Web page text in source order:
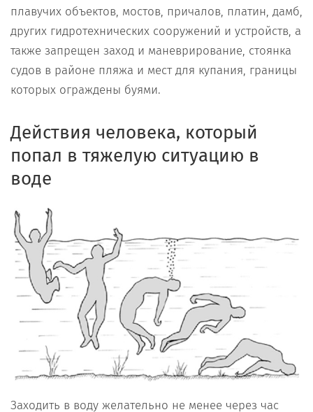
плавучих объектов, мостов, причалов, платин, дамб,
других гидротехнических сооружений и устройств, а
также запрещен заход и маневрирование, стоянка
судов в районе пляжа и мест для купания, границы
которых ограждены буями.
Действия человека, который
попал в тяжелую ситуацию в
воде
Заходить в воду желательно не менее через час